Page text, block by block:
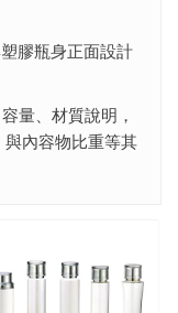
膠瓶身正面設計
量、材質說明，
內容物比重等其